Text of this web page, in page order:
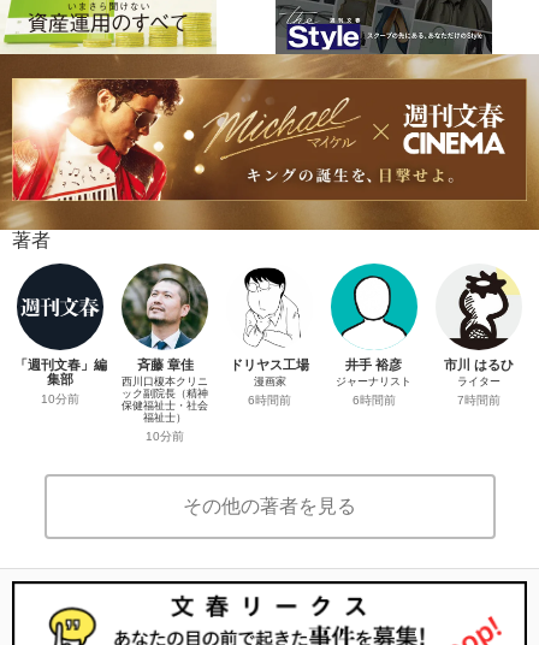
著者
「週刊文春」編
集部
10分前
斉藤 章佳
西川口榎本クリニ
ック副院長（精神
保健福祉士・社会
福祉士）
10分前
ドリヤス工場
漫画家
6時間前
井手 裕彦
ジャーナリスト
6時間前
市川 はるひ
ライター
7時間前
その他の著者を見る